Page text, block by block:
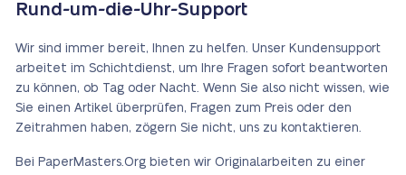
Rund-um-die-Uhr-Support
Wir sind immer bereit, Ihnen zu helfen. Unser Kundensupport
arbeitet im Schichtdienst, um Ihre Fragen sofort beantworten
zu können, ob Tag oder Nacht. Wenn Sie also nicht wissen, wie
Sie einen Artikel überprüfen, Fragen zum Preis oder den
Zeitrahmen haben, zögern Sie nicht, uns zu kontaktieren.
Bei PaperMasters.Org bieten wir Originalarbeiten zu einer